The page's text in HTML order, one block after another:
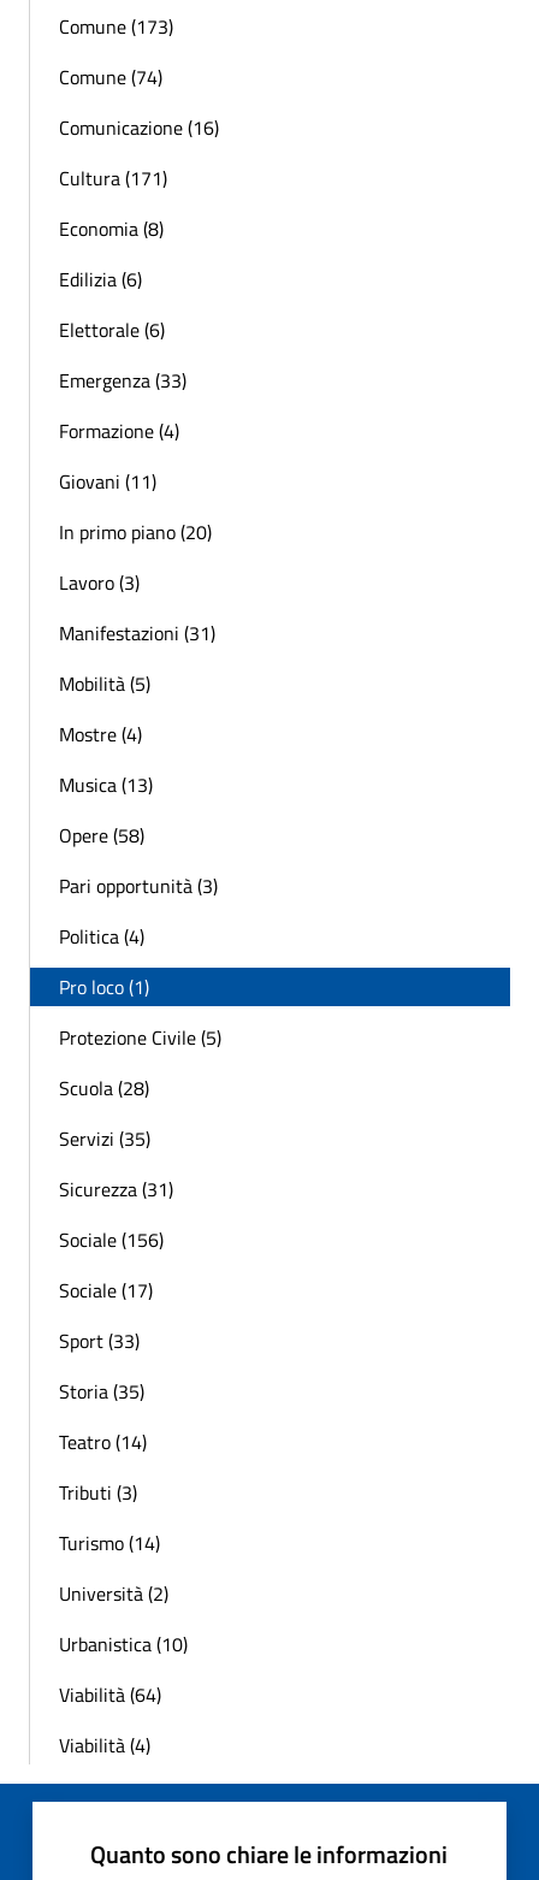
Comune (173)
Comune (74)
Comunicazione (16)
Cultura (171)
Economia (8)
Edilizia (6)
Elettorale (6)
Emergenza (33)
Formazione (4)
Giovani (11)
In primo piano (20)
Lavoro (3)
Manifestazioni (31)
Mobilità (5)
Mostre (4)
Musica (13)
Opere (58)
Pari opportunità (3)
Politica (4)
Pro loco (1)
Protezione Civile (5)
Scuola (28)
Servizi (35)
Sicurezza (31)
Sociale (156)
Sociale (17)
Sport (33)
Storia (35)
Teatro (14)
Tributi (3)
Turismo (14)
Università (2)
Urbanistica (10)
Viabilità (64)
Viabilità (4)
Quanto sono chiare le informazioni